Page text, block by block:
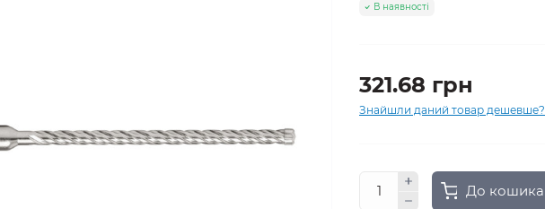
В наявності
321.68 грн
Знайшли даний товар дешевше?
До кошика